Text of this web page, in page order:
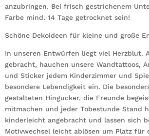
anzubringen. Bei frisch gestrichenem
Farbe mind. 14 Tage getrocknet sein!
Schöne Dekoideen für kleine und große
In unseren Entwürfen liegt viel Herzblut.
gebracht, hauchen unsere Wandtattoos,
und Sticker jedem Kinderzimmer und
besondere Lebendigkeit ein. Die
gestalteten Hingucker, die Freunde
mitmachen und jeder Tobestunde Stand
kinderleicht angebracht und lassen sich
Motivwechsel leicht ablösen um Platz für